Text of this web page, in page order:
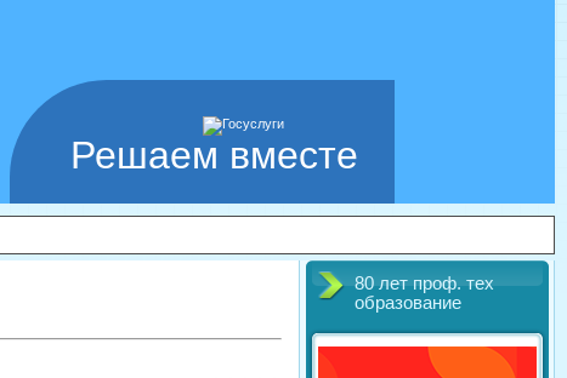
Решаем вместе
80 лет проф. тех
образование